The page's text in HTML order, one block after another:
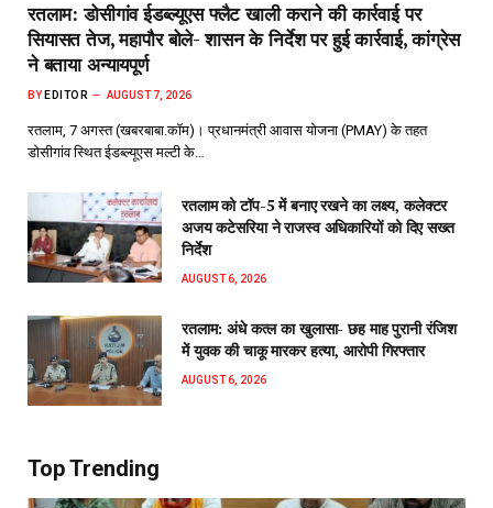
रतलाम: डोसीगांव ईडब्ल्यूएस फ्लैट खाली कराने की कार्रवाई पर
सियासत तेज, महापौर बोले- शासन के निर्देश पर हुई कार्रवाई, कांग्रेस
ने बताया अन्यायपूर्ण
BY EDITOR AUGUST 7, 2026
रतलाम, 7 अगस्त (खबरबाबा.कॉम)। प्रधानमंत्री आवास योजना (PMAY) के तहत
डोसीगांव स्थित ईडब्ल्यूएस मल्टी के…
रतलाम को टॉप-5 में बनाए रखने का लक्ष्य, कलेक्टर
अजय कटेसरिया ने राजस्व अधिकारियों को दिए सख्त
निर्देश
AUGUST 6, 2026
रतलाम: अंधे कत्ल का खुलासा- छह माह पुरानी रंजिश
में युवक की चाकू मारकर हत्या, आरोपी गिरफ्तार
AUGUST 6, 2026
Top Trending